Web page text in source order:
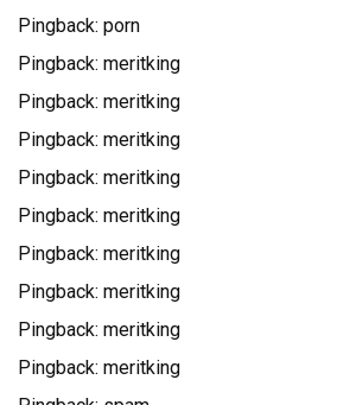
Pingback: porn
Pingback: meritking
Pingback: meritking
Pingback: meritking
Pingback: meritking
Pingback: meritking
Pingback: meritking
Pingback: meritking
Pingback: meritking
Pingback: meritking